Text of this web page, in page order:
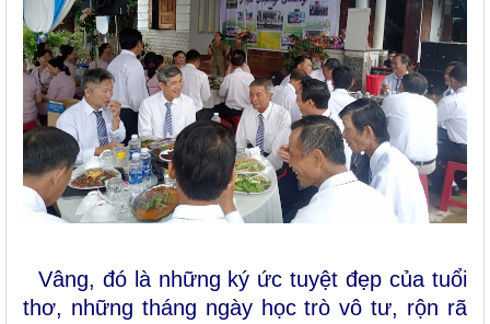
Vâng, đó là những ký ức tuyệt đẹp của tuổi
thơ, những tháng ngày học trò vô tư, rộn rã